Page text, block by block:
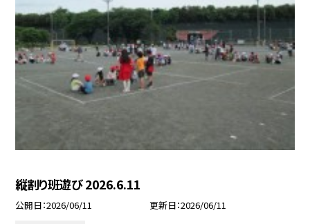
縦割り班遊び 2026.6.11
公開日 2026/06/11 更新日 2026/06/11